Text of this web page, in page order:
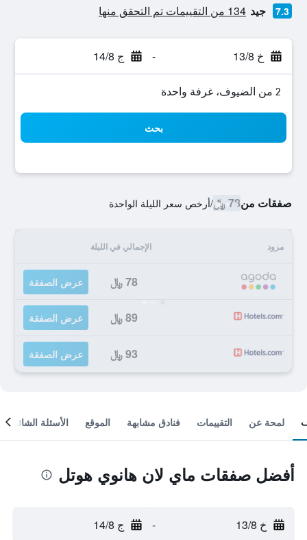
7.3 جيد 134 من التقييمات تم التحقق منها
خ 13/8 - ج 14/8
2 من الضيوف، غرفة واحدة
بحث
صفقات من78 ﷼ /أرخص سعر الليلة الواحدة
مزود الإجمالي في الليلة
78 ﷼ عرض الصفقة
89 ﷼ عرض الصفقة
93 ﷼ عرض الصفقة
لمحة عن التقييمات فنادق مشابهة الموقع الأسئلة الشائعة
أفضل صفقات ماي لان هانوي هوتل
خ 13/8 - ج 14/8